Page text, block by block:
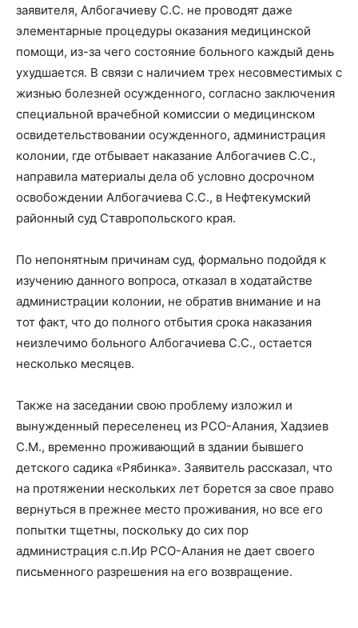
заявителя, Албогачиеву С.С. не проводят даже
элементарные процедуры оказания медицинской
помощи, из-за чего состояние больного каждый день
ухудшается. В связи с наличием трех несовместимых с
жизнью болезней осужденного, согласно заключения
специальной врачебной комиссии о медицинском
освидетельствовании осужденного, администрация
колонии, где отбывает наказание Албогачиев С.С.,
направила материалы дела об условно досрочном
освобождении Албогачиева С.С., в Нефтекумский
районный суд Ставропольского края.
По непонятным причинам суд, формально подойдя к
изучению данного вопроса, отказал в ходатайстве
администрации колонии, не обратив внимание и на
тот факт, что до полного отбытия срока наказания
неизлечимо больного Албогачиева С.С., остается
несколько месяцев.
Также на заседании свою проблему изложил и
вынужденный переселенец из РСО-Алания, Хадзиев
С.М., временно проживающий в здании бывшего
детского садика «Рябинка». Заявитель рассказал, что
на протяжении нескольких лет борется за свое право
вернуться в прежнее место проживания, но все его
попытки тщетны, поскольку до сих пор
администрация с.п.Ир РСО-Алания не дает своего
письменного разрешения на его возвращение.